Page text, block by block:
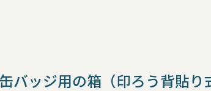
缶バッジ用の箱（印ろう背貼り